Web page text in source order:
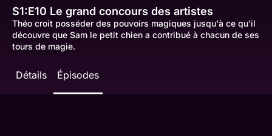
S1:E10 Le grand concours des artistes
Théo croit posséder des pouvoirs magiques jusqu'à ce qu'il
découvre que Sam le petit chien a contribué à chacun de ses
tours de magie.
Détails Épisodes